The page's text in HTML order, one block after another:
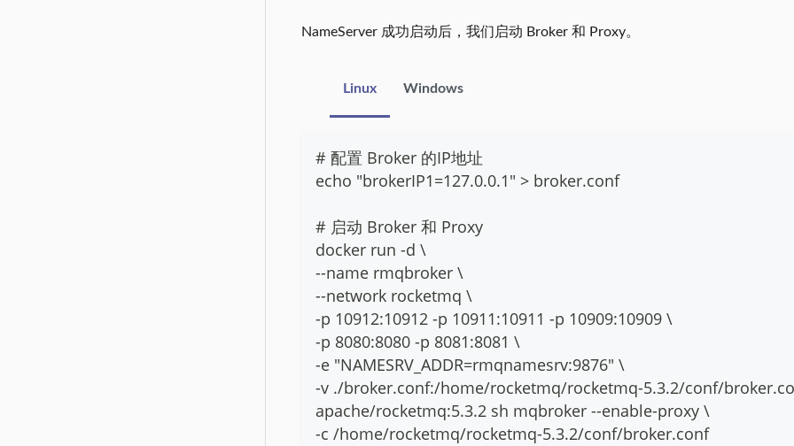
NameServer 成功启动后，我们启动 Broker 和 Proxy。
Linux Windows
# 配置 Broker 的IP地址
echo "brokerIP1=127.0.0.1" > broker.conf
# 启动 Broker 和 Proxy
docker run -d \
--name rmqbroker \
--network rocketmq \
-p 10912:10912 -p 10911:10911 -p 10909:10909 \
-p 8080:8080 -p 8081:8081 \
-e "NAMESRV_ADDR=rmqnamesrv:9876" \
-v ./broker.conf:/home/rocketmq/rocketmq-5.3.2/conf/
apache/rocketmq:5.3.2 sh mqbroker --enable-proxy \
-c /home/rocketmq/rocketmq-5.3.2/conf/broker.conf